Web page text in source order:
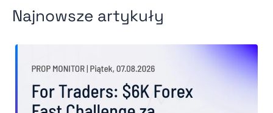
Najnowsze artykuły